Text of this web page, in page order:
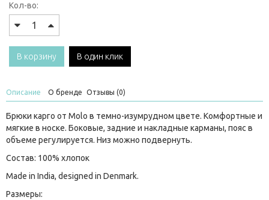
Кол-во:
В корзину В один клик
Описание О бренде Отзывы (0)
Брюки карго от Molo в темно-изумрудном цвете. Комфортные и
мягкие в носке. Боковые, задние и накладные карманы, пояс в
объеме регулируется. Низ можно подвернуть.
Состав: 100% хлопок
Made in India, designed in Denmark.
Размеры: